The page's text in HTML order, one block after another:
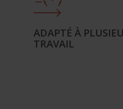
ADAPTÉ À
TRAVAIL